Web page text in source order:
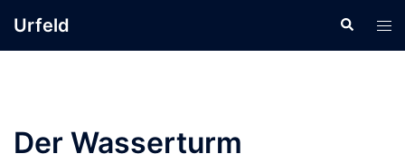
InhaltUrfeld Suche
Der Wasserturm